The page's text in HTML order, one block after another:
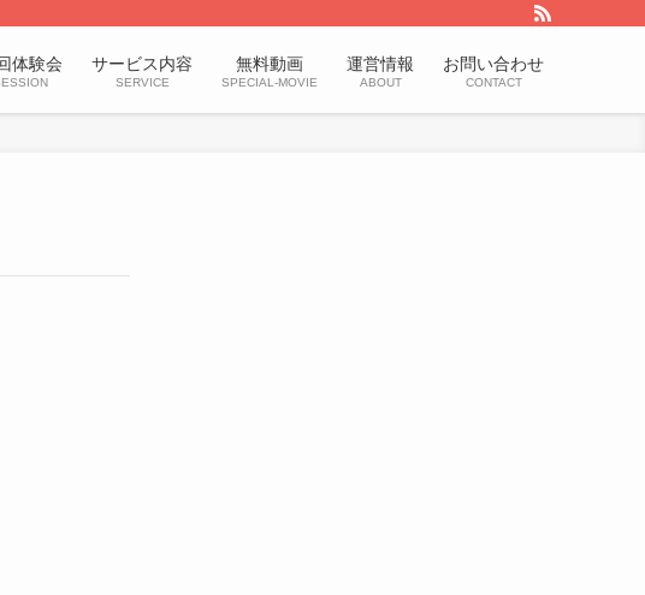
体験会 サービス内容
SERVICE
無料動画
SPECIAL-MOVIE
運営情報
ABOUT
お問い合わせ
CONTACT